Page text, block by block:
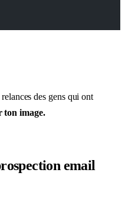
des gens qui ont
ton image.
email